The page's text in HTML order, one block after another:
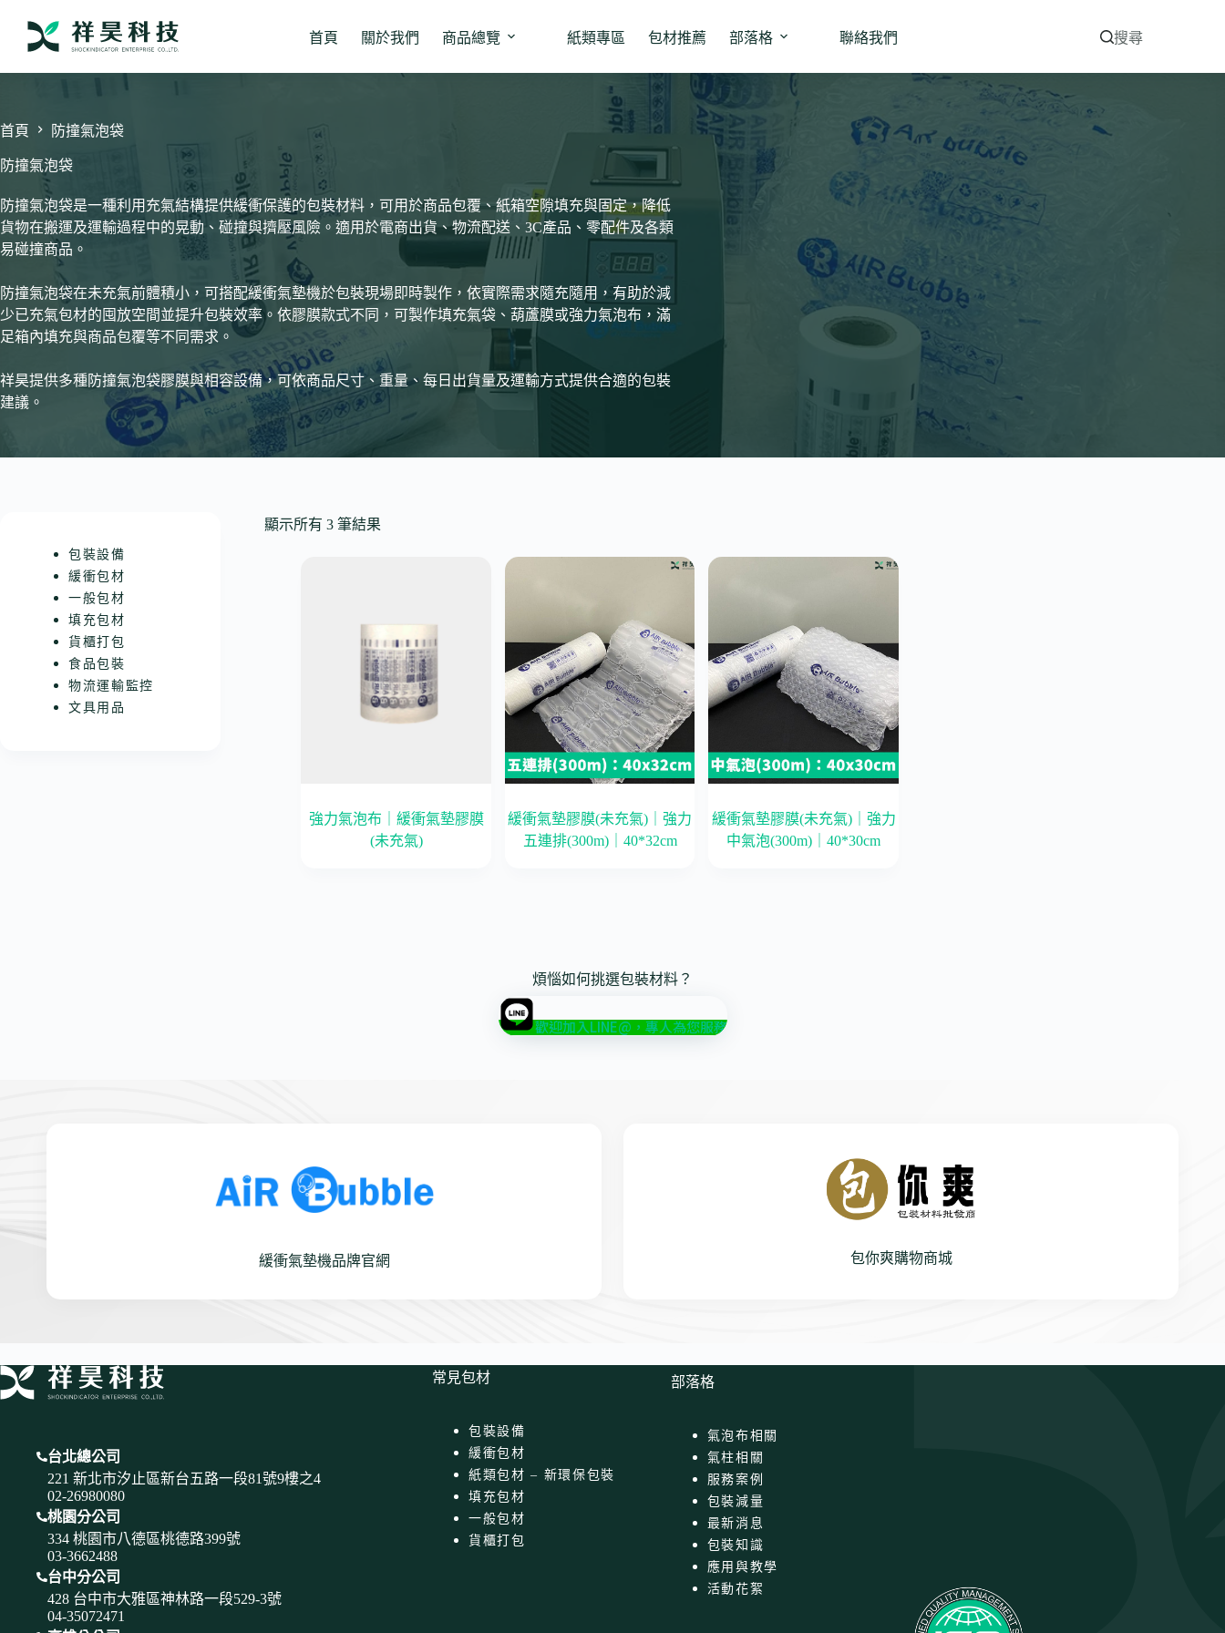
要
容
首頁 關於我們 商品總覽 紙類專區 包材推薦 部落格 聯絡我們 搜尋
首頁 防撞氣泡袋
防撞氣泡袋
防撞氣泡袋是一種利用充氣結構提供緩衝保護的包裝材料，可用於商品包覆、紙箱空隙填充與固定，降低
貨物在搬運及運輸過程中的晃動、碰撞與擠壓風險。適用於電商出貨、物流配送、3C產品、零配件及各類
易碰撞商品。
防撞氣泡袋在未充氣前體積小，可搭配緩衝氣墊機於包裝現場即時製作，依實際需求隨充隨用，有助於減
少已充氣包材的囤放空間並提升包裝效率。依膠膜款式不同，可製作填充氣袋、葫蘆膜或強力氣泡布，滿
足箱內填充與商品包覆等不同需求。
祥昊提供多種防撞氣泡袋膠膜與相容設備，可依商品尺寸、重量、每日出貨量及運輸方式提供合適的包裝
建議。
顯示所有 3 筆結果
強力氣泡布｜緩衝氣墊膠膜
(未充氣)
緩衝氣墊膠膜(未充氣)｜強力
五連排(300m)｜40*32cm
緩衝氣墊膠膜(未充氣)｜強力
中氣泡(300m)｜40*30cm
包裝設備
緩衝包材
一般包材
填充包材
貨櫃打包
食品包裝
物流運輸監控
文具用品
煩惱如何挑選包裝材料？
歡迎加入LINE@，專人為您服務
緩衝氣墊機品牌官網 包你爽購物商城
台北總公司
221 新北市汐止區新台五路一段81號9樓之4
02-26980080
桃園分公司
334 桃園市八德區桃德路399號
03-3662488
台中分公司
428 台中市大雅區神林路一段529-3號
04-35072471
常見包材
包裝設備
緩衝包材
紙類包材 – 新環保包裝
填充包材
一般包材
貨櫃打包
部落格
氣泡布相關
氣柱相關
服務案例
包裝減量
最新消息
包裝知識
應用與教學
活動花絮